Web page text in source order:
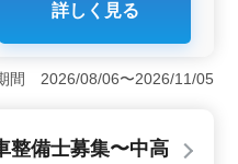
のプロを募集していま
点検、一般修理、電装品
技術を発揮してくださ
多数在籍しています。
詳しく見る
間 2026/08/06〜2026/11/05
整備士募集〜中高